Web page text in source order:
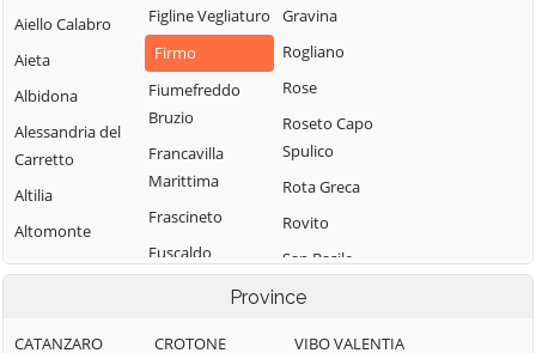
Aiello Calabro
Aieta
Albidona
Alessandria del
Carretto
Altilia
Altomonte
Amantea
Aprigliano
Figline Vegliaturo
Firmo
Fiumefreddo
Bruzio
Francavilla
Marittima
Frascineto
Fuscaldo
Gravina
Rogliano
Rose
Roseto Capo
Spulico
Rota Greca
Rovito
San Basile
San Benedetto
Province
CATANZARO
CROTONE
VIBO VALENTIA